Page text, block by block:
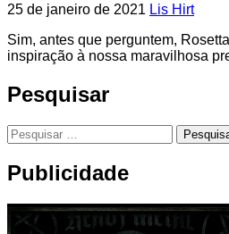
25 de janeiro de 2021 Lis Hirt
Sim, antes que perguntem,
inspiração à nossa maravilhosa
Pesquisar
Pesquisar
por:
Publicidade